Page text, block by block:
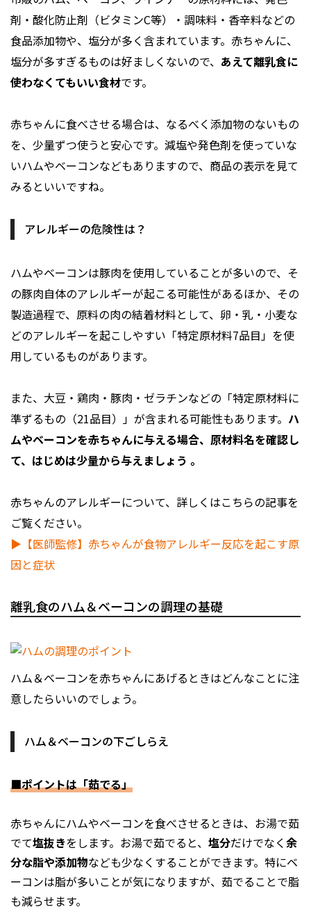
剤・酸化防止剤（ビタミンC等）・調味料・香辛料などの
食品添加物や、塩分が多く含まれています。赤ちゃんに、
塩分が多すぎるものは好ましくないので、 あえて離乳食に
使わなくてもいい食材です。
赤ちゃんに食べさせる場合は、なるべく添加物のないもの
を、少量ずつ使うと安心です。減塩や発色剤を使っていな
いハムやベーコンなどもありますので、商品の表示を見て
みるといいですね。
アレルギーの危険性は？
ハムやベーコンは豚肉を使用していることが多いので、そ
の豚肉自体のアレルギーが起こる可能性があるほか、その
製造過程で、原料の肉の結着材料として、卵・乳・小麦な
どのアレルギーを起こしやすい「特定原材料7品目」を使
用しているものがあります。
また、大豆・鶏肉・豚肉・ゼラチンなどの「特定原材料に
準ずるもの（21品目）」が含まれる可能性もあります。 ハ
ムやベーコンを赤ちゃんに与える場合、原材料名を確認し
て、はじめは少量から与えましょう 。
赤ちゃんのアレルギーについて、詳しくはこちらの記事を
ご覧ください。
▶【医師監修】赤ちゃんが食物アレルギー反応を起こす原
因と症状
離乳食のハム＆ベーコンの調理の基礎
ハム＆ベーコンを赤ちゃんにあげるときはどんなことに注
意したらいいのでしょう。
ハム＆ベーコンの下ごしらえ
■ポイントは「茹でる」
赤ちゃんにハムやベーコンを食べさせるときは、お湯で茹
でて塩抜きをします。お湯で茹でると、 塩分だけでなく余
分な脂や添加物なども少なくすることができます。特にベ
ーコンは脂が多いことが気になりますが、茹でることで脂
も減らせます。